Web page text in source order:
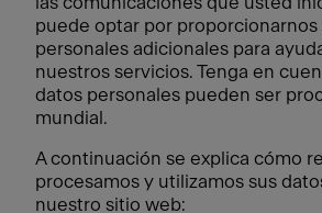
puede optar por proporcionarnos
personales adicionales para
nuestros servicios. Tenga en
datos personales pueden ser
mundial.
A continuación se explica cómo
procesamos y utilizamos sus
nuestro sitio web: